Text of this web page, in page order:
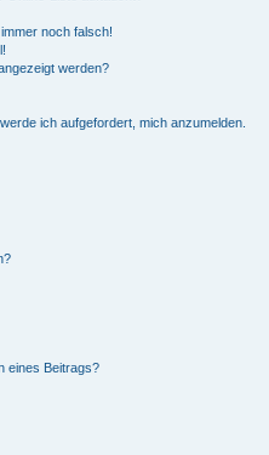
noch falsch!
werden?
ich aufgefordert, mich anzumelden.
eines Beitrags?